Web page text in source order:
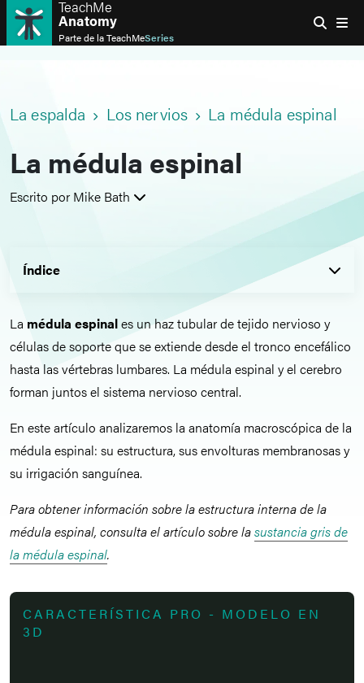
TeachMe
Anatomy
Parte de laTeachMeSeries
La espalda Los nervios La médula espinal
La médula espinal
Escrito por Mike Bath
Índice
La médula espinales un haz tubular de tejido nervioso y
células de soporte que se extiende desde el tronco encefálico
hasta las vértebras lumbares. La médula espinal y el cerebro
forman juntos el sistema nervioso central.
En este artículo analizaremos la anatomía macroscópica de la
médula espinal: su estructura, sus envolturas membranosas y
su irrigación sanguínea.
Para obtener información sobre la estructura interna de la
médula espinal, consulta el artículo sobre lasustancia gris de
la médula espinal.
CARACTERÍSTICA PRO - MODELO EN
3D